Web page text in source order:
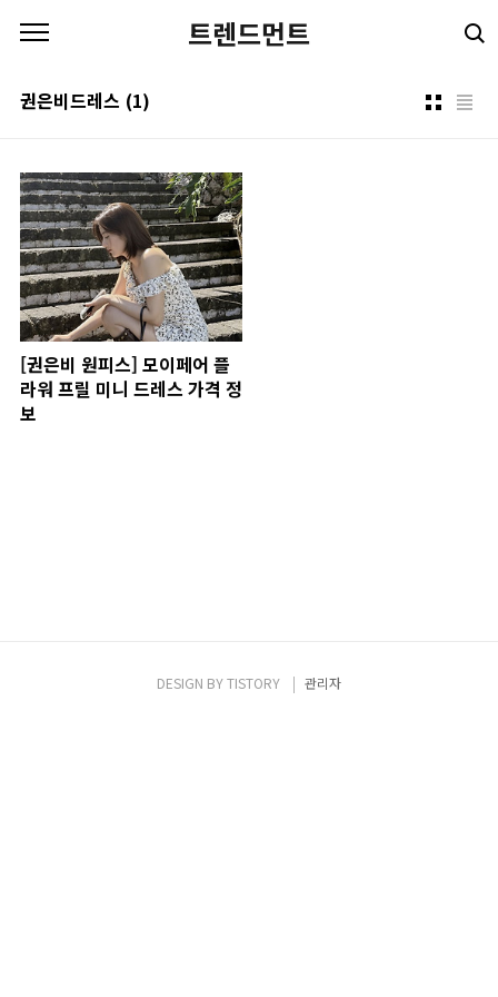
트렌드먼트
권은비드레스 (1)
[권은비 원피스] 모이페어 플
라워 프릴 미니 드레스 가격 정
보
DESIGN BYTISTORY 관리자